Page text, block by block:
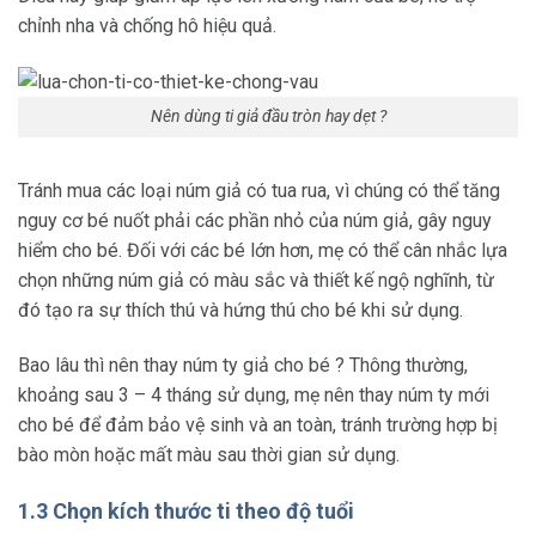
chỉnh nha và chống hô hiệu quả.
Nên dùng ti giả đầu tròn hay dẹt ?
Tránh mua các loại núm giả có tua rua, vì chúng có thể tăng
nguy cơ bé nuốt phải các phần nhỏ của núm giả, gây nguy
hiểm cho bé. Đối với các bé lớn hơn, mẹ có thể cân nhắc lựa
chọn những núm giả có màu sắc và thiết kế ngộ nghĩnh, từ
đó tạo ra sự thích thú và hứng thú cho bé khi sử dụng.
Bao lâu thì nên thay núm ty giả cho bé ? Thông thường,
khoảng sau 3 – 4 tháng sử dụng, mẹ nên thay núm ty mới
cho bé để đảm bảo vệ sinh và an toàn, tránh trường hợp bị
bào mòn hoặc mất màu sau thời gian sử dụng.
1.3 Chọn kích thước ti theo độ tuổi